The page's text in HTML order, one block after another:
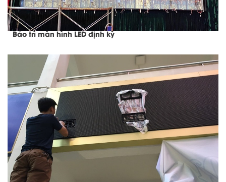
Bảo trì màn hình LED định kỳ